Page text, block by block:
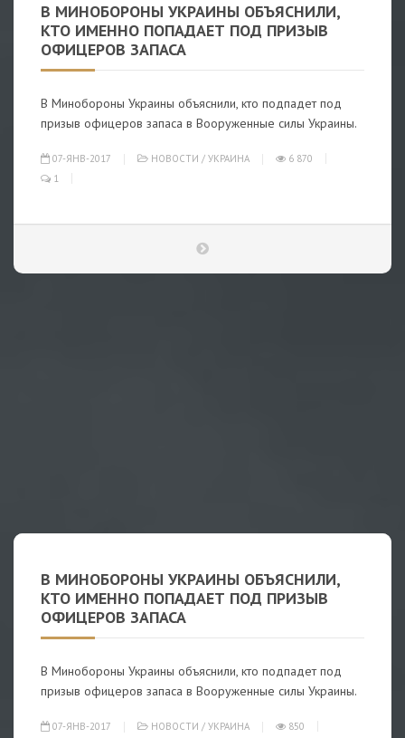
В МИНОБОРОНЫ УКРАИНЫ ОБЪЯСНИЛИ,
КТО ИМЕННО ПОПАДАЕТ ПОД ПРИЗЫВ
ОФИЦЕРОВ ЗАПАСА
В Минобороны Украины объяснили, кто подпадет под
призыв офицеров запаса в Вооруженные силы Украины.
07-ЯНВ-2017 НОВОСТИ / УКРАИНА
6 870
1
В МИНОБОРОНЫ УКРАИНЫ ОБЪЯСНИЛИ,
КТО ИМЕННО ПОПАДАЕТ ПОД ПРИЗЫВ
ОФИЦЕРОВ ЗАПАСА
В Минобороны Украины объяснили, кто подпадет под
призыв офицеров запаса в Вооруженные силы Украины.
07-ЯНВ-2017 НОВОСТИ / УКРАИНА 850